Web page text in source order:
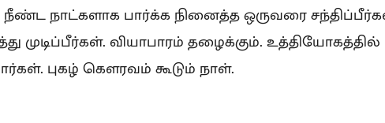
நீண்ட நாட்களாக பார்க்க நினைத்த ஒருவரை
முடிப்பீர்கள். வியாபாரம் தழைக்கும். உத்தியோகத்தில்
புகழ் கௌரவம் கூடும் நாள்.